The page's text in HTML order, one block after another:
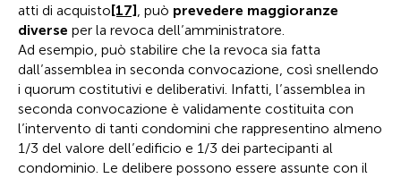
atti di acquisto[17], può prevedere maggioranze
diverse per la revoca dell’amministratore.
Ad esempio, può stabilire che la revoca sia fatta
dall’assemblea in seconda convocazione, così snellendo
i quorum costitutivi e deliberativi. Infatti, l’assemblea in
seconda convocazione è validamente costituita con
l’intervento di tanti condomini che rappresentino almeno
1/3 del valore dell’edificio e 1/3 dei partecipanti al
condominio. Le delibere possono essere assunte con il